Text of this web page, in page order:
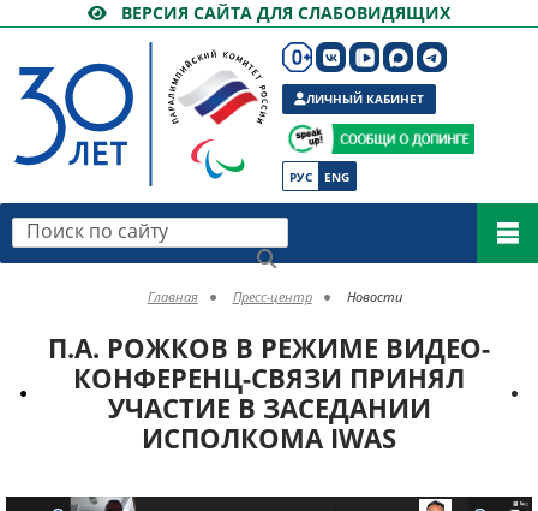
ВЕРСИЯ САЙТА ДЛЯ СЛАБОВИДЯЩИХ
РУС ENG
ЛИЧНЫЙ КАБИНЕТ
Поиск по сайту
Главная Пресс-центр Новости
П.А. РОЖКОВ В РЕЖИМЕ ВИДЕО-
КОНФЕРЕНЦ-СВЯЗИ ПРИНЯЛ
УЧАСТИЕ В ЗАСЕДАНИИ
ИСПОЛКОМА IWAS